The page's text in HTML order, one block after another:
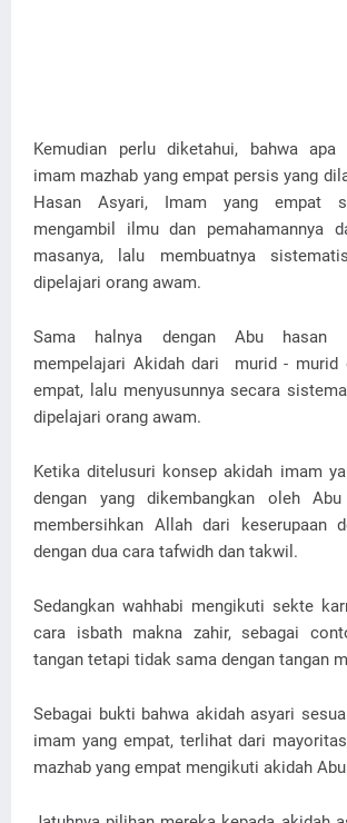
Kemudian perlu diketahui, bahwa apa
imam mazhab yang empat persis yang
Hasan Asyari, Imam yang empat
mengambil ilmu dan pemahamannya
masanya, lalu membuatnya
dipelajari orang awam.
Sama halnya dengan Abu hasan
mempelajari Akidah dari murid - murid
empat, lalu menyusunnya secara
dipelajari orang awam.
Ketika ditelusuri konsep akidah imam
dengan yang dikembangkan oleh
membersihkan Allah dari keserupaan
dengan dua cara tafwidh dan takwil.
Sedangkan wahhabi mengikuti sekte
cara isbath makna zahir, sebagai
tangan tetapi tidak sama dengan tangan
Sebagai bukti bahwa akidah asyari
imam yang empat, terlihat dari
mazhab yang empat mengikuti akidah